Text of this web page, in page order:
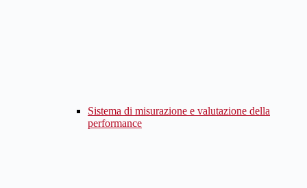
Sistema di misurazione e valutazione della
performance